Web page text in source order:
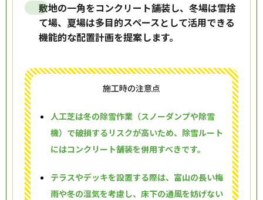
敷地の一角をコンクリート舗装し、冬場は雪捨
て場、夏場は多目的スペースとして活用できる
機能的な配置計画を提案します。
施工時の注意点
人工芝は冬の除雪作業（スノーダンプや除雪
機）で破損するリスクが高いため、除雪ルート
にはコンクリート舗装を併用すべきです。
テラスやデッキを設置する際は、富山の長い梅
雨や冬の湿気を考慮し、床下の通風を妨げない